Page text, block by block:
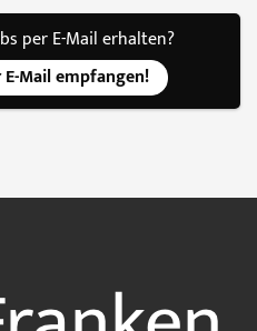
per E-Mail erhalten?
Mail empfangen!